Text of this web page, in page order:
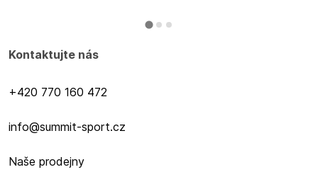
Kontaktujte nás
+420 770 160 472
info@summit-sport.cz
Naše prodejny